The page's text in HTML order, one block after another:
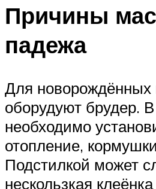
Причины
падежа
Для новорождённых
оборудуют брудер.
необходимо
отопление,
Подстилкой может
нескользкая